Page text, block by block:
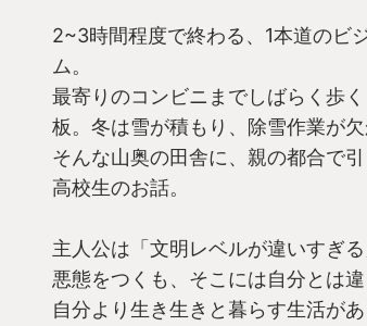
2~3時間程度で終わる、1本道のビ
ム。
最寄りのコンビニまでしばらく歩
板。冬は雪が積もり、除雪作業が欠
そんな山奥の田舎に、親の都合で
高校生のお話。
主人公は「文明レベルが違いすぎ
悪態をつくも、そこには自分とは
自分より生き生きと暮らす生活が